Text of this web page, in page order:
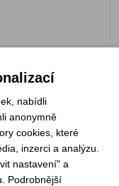
a už Vám
nabídli
anonymně
cookies, které
inzerci a analýzu.
nastavení" a
Podrobnější